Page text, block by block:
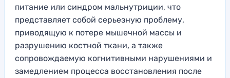
питание или синдром мальнутриции, что
представляет собой серьезную проблему,
приводящую к потере мышечной массы и
разрушению костной ткани, а также
сопровождаемую когнитивными нарушениями и
замедлением процесса восстановления после